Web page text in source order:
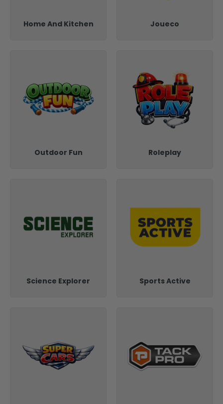
Home And Kitchen Joueco
Outdoor Fun Roleplay
Science Explorer Sports Active